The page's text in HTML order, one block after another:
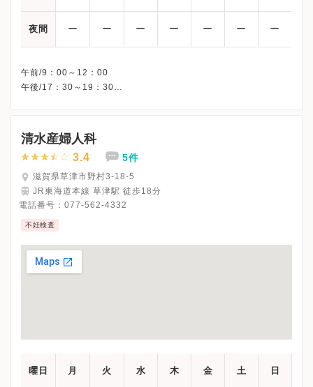
夜間 ー ー ー ー ー ー ー
午前/9：00～12：00
午後/17：30～19：30
清水産婦人科
3.4 5件
滋賀県草津市野村3-18-5
JR東海道本線 草津駅 徒歩18分
電話番号： 077-562-4332
不妊検査
曜日 月 火 水 木 金 土 日